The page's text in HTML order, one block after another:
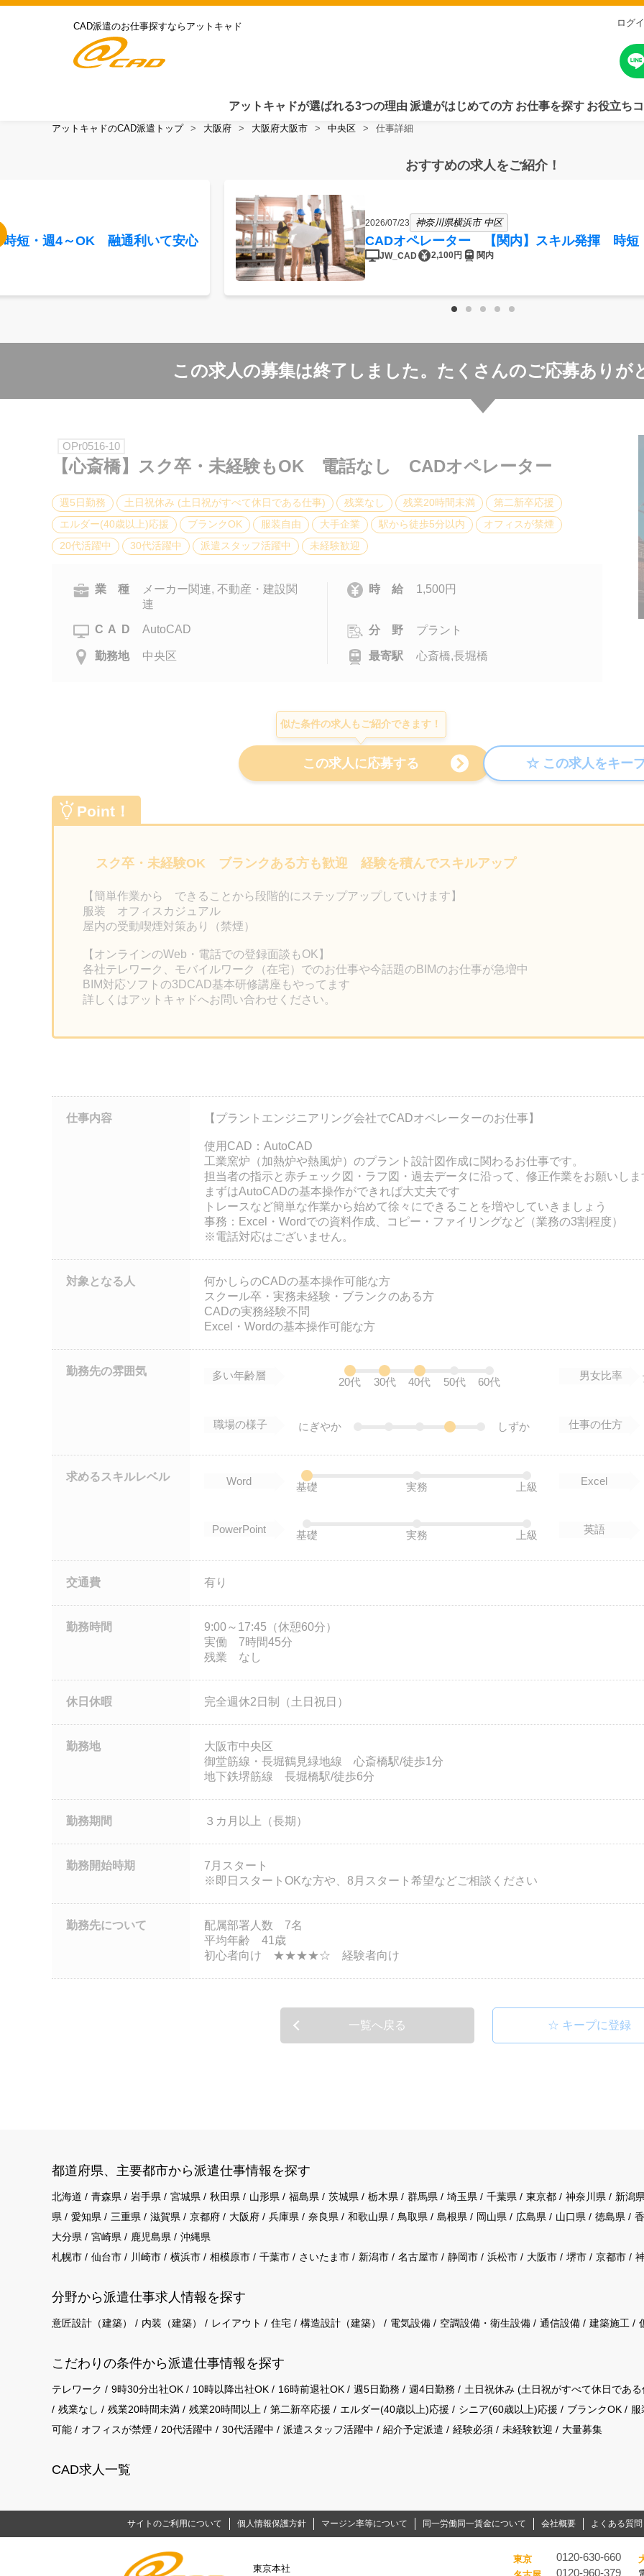
CAD派遣のお仕事探すならアットキャド ログ
アットキャドが選ばれる3つの理由 派遣がはじめての方 お仕事を探す お役立ち
アットキャドのCAD派遣トップ 大阪府 大阪府大阪市 中央区 仕事詳細
おすすめの求人をご紹介！
短・週4～OK 融通利いて安心
2026/07/23 神奈川県横浜市 中区
CADオペレーター 【関内】スキル発揮 時短
JW_CAD 2,100円 関内
この求人の募集は終了しました。 たくさんのご応募ありが
OPr0516-10
【心斎橋】スク卒・未経験もOK 電話なし CADオペレーター
週5日勤務 土日祝休み (土日祝がすべて休日である仕事) 残業なし 残業20時間未満
第二新卒応援
エルダー(40歳以上)応援
ブランクOK 服装自由 大手企業 駅から徒歩5分以内
オフィスが禁煙
20代活躍中
30代活躍中 派遣スタッフ活躍中 未経験歓迎
業 種
メーカー関連, 不動産・建設関
連
CAD AutoCAD
勤務地 中央区
時 給 1,500円
分 野 プラント
最寄駅 心斎橋,長堀橋
似た条件の求人もご紹介できます！
Point！
スク卒・未経験OK ブランクある方も歓迎 経験を積んでスキルアップ
【簡単作業から できることから段階的にステップアップしていけます】
服装 オフィスカジュアル
屋内の受動喫煙対策あり（禁煙）
【オンラインのWeb・電話での登録面談もOK】
各社テレワーク、モバイルワーク（在宅）でのお仕事や今話題のBIMのお仕事が急増中
BIM対応ソフトの3DCAD基本研修講座もやってます
詳しくはアットキャドへお問い合わせください。
仕事内容 【プラントエンジニアリング会社でCADオペレーターのお仕事】
使用CAD：AutoCAD
工業窯炉（加熱炉や熱風炉）のプラント設計図作成に関わるお仕事です。
担当者の指示と赤チェック図・ラフ図・過去データに沿って、修正作業をお願いしま
まずはAutoCADの基本操作ができれば大丈夫です
トレースなど簡単な作業から始めて徐々にできることを増やしていきましょう
事務：Excel・Wordでの資料作成、コピー・ファイリングなど（業務の3割程度）
※電話対応はございません。
対象となる人
何かしらのCADの基本操作可能な方
スクール卒・実務未経験・ブランクのある方
CADの実務経験不問
Excel・Wordの基本操作可能な方
勤務先の雰囲気 多い年齢層
20代 30代 40代 50代 60代
男女比率
職場の様子 にぎやか しずか 仕事の仕方
求めるスキルレベル Word 基礎 実務 上級 Excel
PowerPoint 基礎 実務 上級 英語
交通費 有り
勤務時間
9:00～17:45（休憩60分）
実働 7時間45分
残業 なし
休日休暇 完全週休2日制（土日祝日）
勤務地
大阪市中央区
御堂筋線・長堀鶴見緑地線 心斎橋駅/徒歩1分
地下鉄堺筋線 長堀橋駅/徒歩6分
勤務期間 ３カ月以上（長期）
勤務開始時期
7月スタート
※即日スタートOKな方や、8月スタート希望などご相談ください
勤務先について
配属部署人数 7名
平均年齢 41歳
初心者向け ★★★★☆ 経験者向け
一覧へ戻る
都道府県、主要都市から派遣仕事情報を探す
北海道 青森県 岩手県 宮城県 秋田県 山形県 福島県 茨城県 栃木県 群馬県 埼玉県 千葉県 東京都 神奈川県
新潟
県
愛知県 三重県 滋賀県 京都府 大阪府 兵庫県 奈良県 和歌山県 鳥取県 島根県 岡山県 広島県 山口県 徳島県
大分県
宮崎県 鹿児島県
沖縄県
札幌市
仙台市 川崎市 横浜市 相模原市 千葉市 さいたま市 新潟市 名古屋市 静岡市 浜松市 大阪市 堺市 京都市
分野から派遣仕事求⼈情報を探す
意匠設計（建築） 内装（建築） レイアウト 住宅 構造設計（建築） 電気設備 空調設備・衛生設備 通信設備 建築施工
こだわりの条件から派遣仕事情報を探す
テレワーク 9時30分出社OK 10時以降出社OK 16時前退社OK 週5日勤務 週4日勤務
土日祝休み (土日祝がすべて休日であ
残業なし
残業20時間未満 残業20時間以上 第二新卒応援 エルダー(40歳以上)応援 シニア(60歳以上)応援 ブランクOK
服
可能
オフィスが禁煙 20代活躍中 30代活躍中 派遣スタッフ活躍中 紹介予定派遣 経験必須 未経験歓迎 大量募集
CAD求人一覧
サイトのご利用について 個人情報保護方針 マージン率等について 同一労働同一賃金について 会社概要 よくある質問
東京本社
東京 0120-630-660
0120-960-379